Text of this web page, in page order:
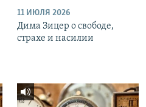
11 ИЮЛЯ 2026
Дима Зицер о свободе,
страхе и насилии